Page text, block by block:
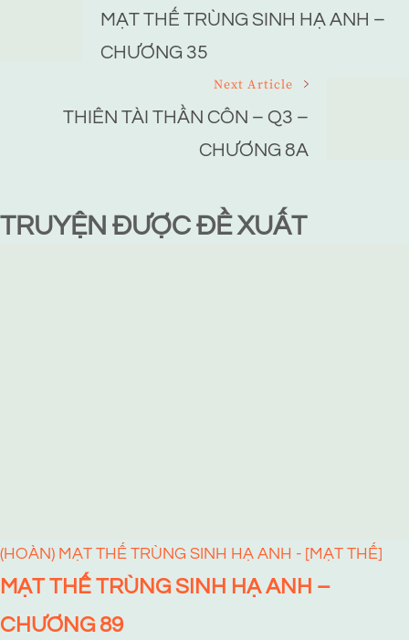
NavigationMẠT THẾ TRÙNG SINH HẠ ANH –
CHƯƠNG 35
Next Article
THIÊN TÀI THẦN CÔN – Q3 –
CHƯƠNG 8A
TRUYỆN ĐƯỢC ĐỀ XUẤT
(HOÀN) MẠT THẾ TRÙNG SINH HẠ ANH - [MẠT THẾ]
MẠT THẾ TRÙNG SINH HẠ ANH –
CHƯƠNG 89